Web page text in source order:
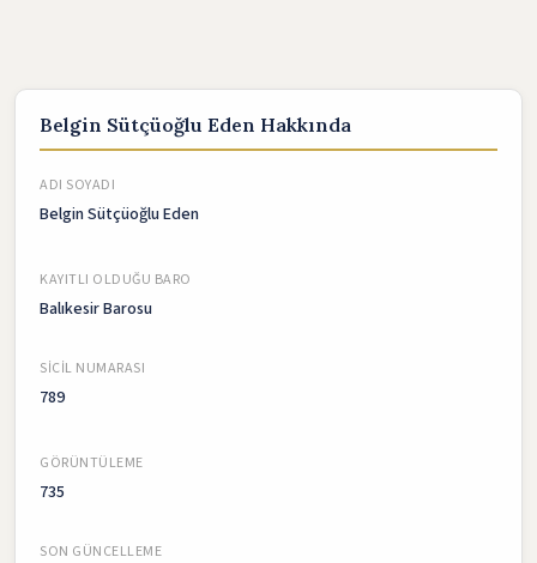
Belgin Sütçüoğlu Eden Hakkında
ADI SOYADI
Belgin Sütçüoğlu Eden
KAYITLI OLDUĞU BARO
Balıkesir Barosu
SICIL NUMARASI
789
GÖRÜNTÜLEME
735
SON GÜNCELLEME